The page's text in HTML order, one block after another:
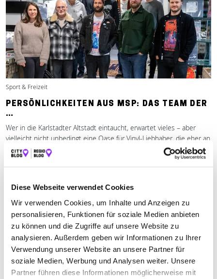
Diese Webseite verwendet Cookies
Wir verwenden Cookies, um Inhalte und Anzeigen zu
personalisieren, Funktionen für soziale Medien anbieten
zu können und die Zugriffe auf unsere Website zu
analysieren. Außerdem geben wir Informationen zu Ihrer
Verwendung unserer Website an unsere Partner für
soziale Medien, Werbung und Analysen weiter. Unsere
Partner führen diese Informationen möglicherweise mit
Sport & Freizeit
PERSÖNLICHKEITEN AUS MSP: DAS TEAM DER
…
Wer in die Karlstadter Altstadt eintaucht, erwartet vieles – aber
vielleicht nicht unbedingt eine Oase für Vinyl-Liebhaber, die eher an
Mehr erfahren